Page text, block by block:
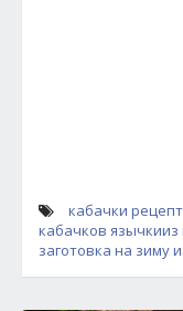
кабачки
кабачков язычкииз
заготовка на зиму